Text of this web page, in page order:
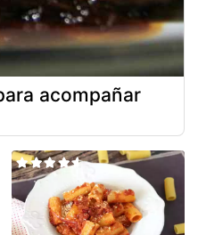
acompañar